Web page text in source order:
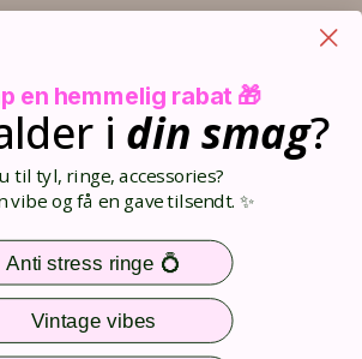
en hemmelig rabat 🎁
i din smag?
til tyl, ringe, accessories?
og få en gave tilsendt. ✨
Anti stress ringe 💍
Vintage vibes